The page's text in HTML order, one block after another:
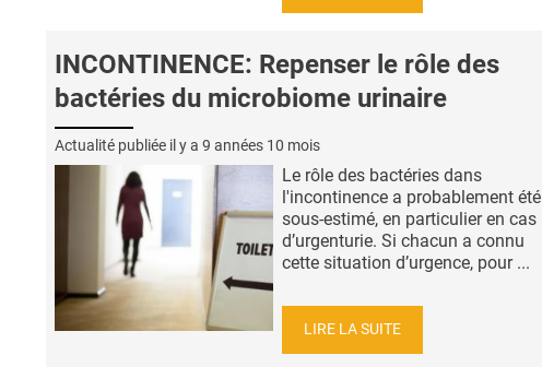
INCONTINENCE: Repenser le rôle des
bactéries du microbiome urinaire
Actualité publiée il y a 9 années 10 mois
Le rôle des bactéries dans
l'incontinence a probablement été
sous-estimé, en particulier en cas
d’urgenturie. Si chacun a connu
cette situation d’urgence, pour ...
LIRE LA SUITE